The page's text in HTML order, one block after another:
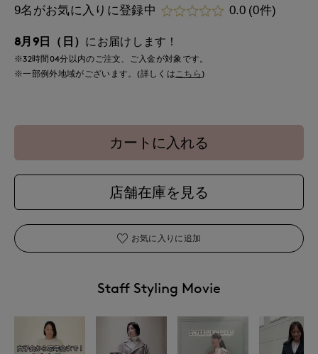
9名がお気に入りに登録中 0.0 (0件)
8月9日（日） にお届けします！
※32時間04分以内のご注文、ご入金が対象です。
※一部例外地域がございます。(詳しくはこちら )
カートに入れる
店舗在庫を見る
お気に入りに追加
Staff Styling Movie